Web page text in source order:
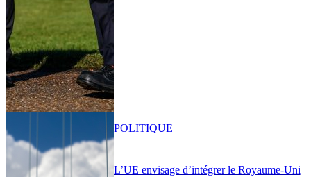
L’UE envisage d’intégrer le Royaume-Uni
POLITIQUE